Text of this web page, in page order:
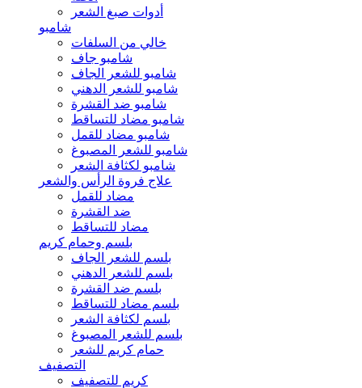
أدوات صبغ الشعر
شامبو
خالي من السلفات
شامبو جاف
شامبو للشعر الجاف
شامبو للشعر الدهني
شامبو ضد القشرة
شامبو مضاد للتساقط
شامبو مضاد للقمل
شامبو للشعر المصبوغ
شامبو لكثافة الشعر
علاج فروة الرأس والشعر
مضاد للقمل
ضد القشرة
مضاد للتساقط
بلسم وحمام كريم
بلسم للشعر الجاف
بلسم للشعر الدهني
بلسم ضد القشرة
بلسم مضاد للتساقط
بلسم لكثافة الشعر
بلسم للشعر المصبوغ
حمام كريم للشعر
التصفيف
كريم للتصفيف